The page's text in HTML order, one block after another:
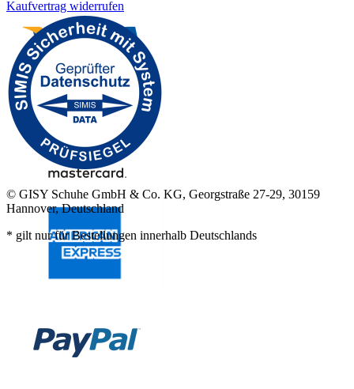
Kaufvertrag widerrufen
© GISY Schuhe GmbH & Co. KG, Georgstraße 27-29, 30159
Hannover, Deutschland
* gilt nur für Bestellungen innerhalb Deutschlands